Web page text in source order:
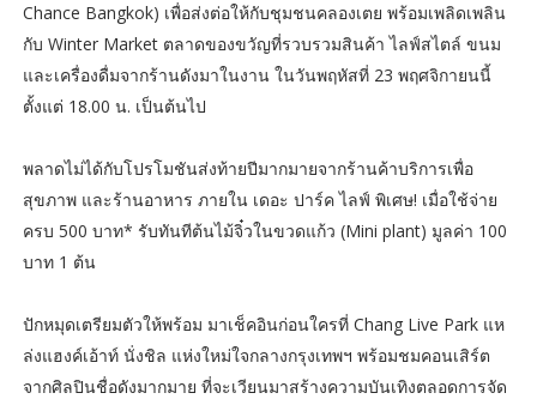
Chance Bangkok) เพื่อส่งต่อให้กับชุมชนคลองเตย พร้อมเพลิดเพลิน
กับ Winter Market ตลาดของขวัญที่รวบรวมสินค้า ไลฟ์สไตล์ ขนม
และเครื่องดื่มจากร้านดังมาในงาน ในวันพฤหัสที่ 23 พฤศจิกายนนี้
ตั้งแต่ 18.00 น. เป็นต้นไป
พลาดไม่ได้กับโปรโมชันส่งท้ายปีมากมายจากร้านค้าบริการเพื่อ
สุขภาพ และร้านอาหาร ภายใน เดอะ ปาร์ค ไลฟ์ พิเศษ! เมื่อใช้จ่าย
ครบ 500 บาท* รับทันทีต้นไม้จิ๋วในขวดแก้ว (Mini plant) มูลค่า 100
บาท 1 ต้น
ปักหมุดเตรียมตัวให้พร้อม มาเช็คอินก่อนใครที่ Chang Live Park แห
ล่งแฮงค์เอ้าท์ นั่งชิล แห่งใหม่ใจกลางกรุงเทพฯ พร้อมชมคอนเสิร์ต
จากศิลปินชื่อดังมากมาย ที่จะเวียนมาสร้างความบันเทิงตลอดการจัด